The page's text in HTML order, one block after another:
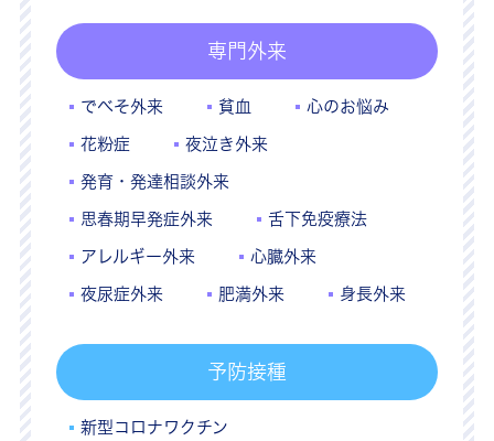
専門外来
でべそ外来 貧血 心のお悩み
花粉症 夜泣き外来
発育・発達相談外来
思春期早発症外来 舌下免疫療法
アレルギー外来 心臓外来
夜尿症外来 肥満外来 身長外来
予防接種
新型コロナワクチン